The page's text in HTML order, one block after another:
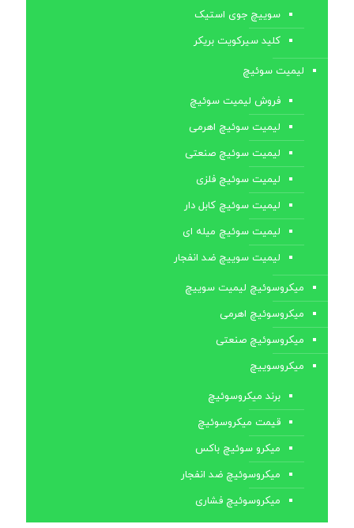
سوییچ جوی استیک
کلید سیرکویت بریکر
لیمیت سوئیچ
فروش لیمیت سوئیچ
لیمیت سوئیچ اهرمی
لیمیت سوئیچ صنعتی
لیمیت سوئیچ فلزی
لیمیت سوئیچ کابل ‌دار
لیمیت سوئیچ میله ای
لیمیت سوییچ ضد انفجار
میکروسوئیچ لیمیت سوییچ
میکروسوئیچ اهرمی
میکروسوئیچ صنعتی
میکروسوییچ
برند میکروسوئیچ
قیمت میکروسوئیچ
میکرو سوئیچ باکس
میکروسوئیچ ضد انفجار
میکروسوئیچ فشاری